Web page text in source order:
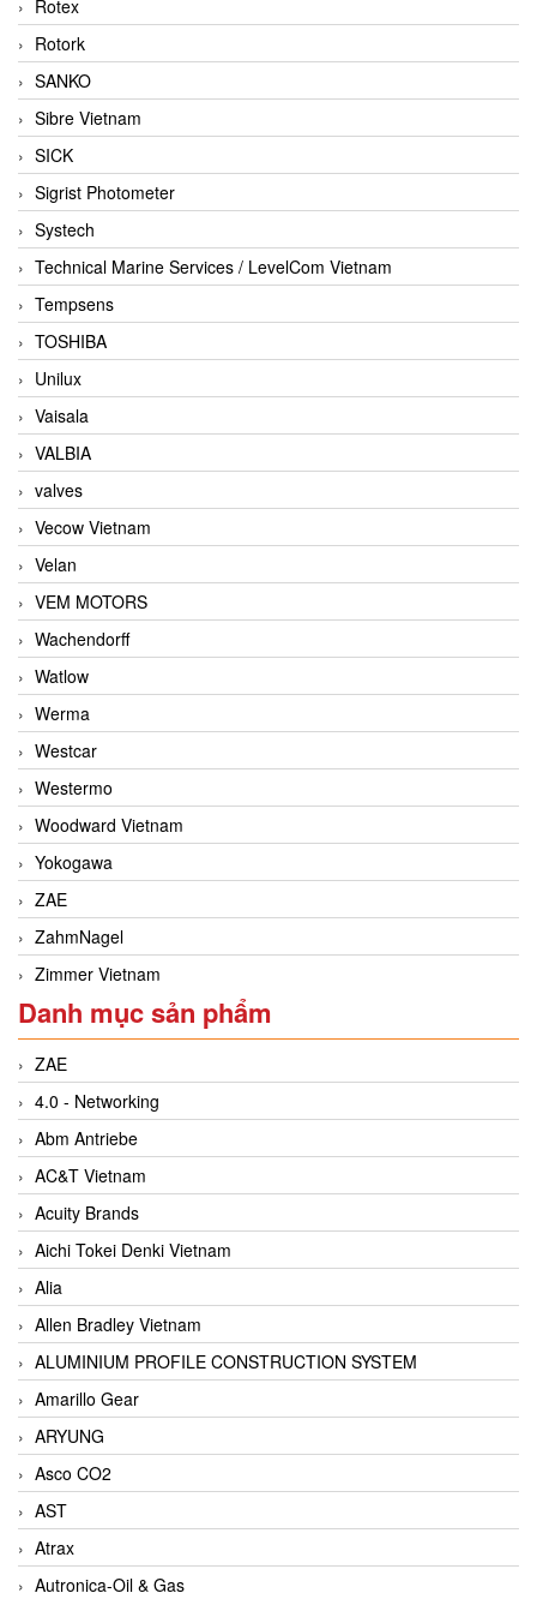
Rotex
Rotork
SANKO
Sibre Vietnam
SICK
Sigrist Photometer
Systech
Technical Marine Services / LevelCom Vietnam
Tempsens
TOSHIBA
Unilux
Vaisala
VALBIA
valves
Vecow Vietnam
Velan
VEM MOTORS
Wachendorff
Watlow
Werma
Westcar
Westermo
Woodward Vietnam
Yokogawa
ZAE
ZahmNagel
Zimmer Vietnam
Danh mục sản phẩm
ZAE
4.0 - Networking
Abm Antriebe
AC&T Vietnam
Acuity Brands
Aichi Tokei Denki Vietnam
Alia
Allen Bradley Vietnam
ALUMINIUM PROFILE CONSTRUCTION SYSTEM
Amarillo Gear
ARYUNG
Asco CO2
AST
Atrax
Autronica-Oil & Gas